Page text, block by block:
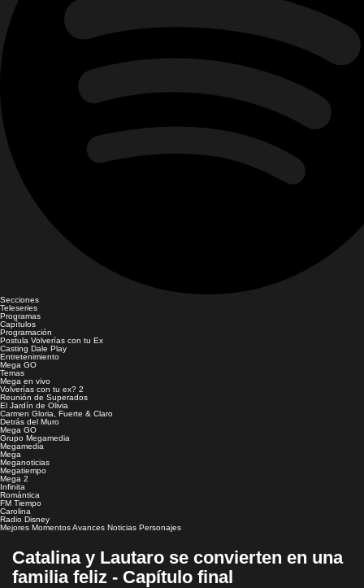
Secciones
Teleseries
Programas
Capítulos
Programación
Postula Volverías con tu Ex
Casting Dale Play
Entretenimiento
Mega GO
Temas
Mega en vivo
Volverías con tu ex? 2
Reunión de Superados
El Jardín de Olivia
Carmen Gloria, Fuerte & Claro
Detrás del Muro
Mega GO
Grupo Megamedia
Megamedia
Mega
Meganoticias
Megatiempo
Mega 2
Infinita
Romántica
FM Tiempo
Carolina
Radio Disney
Mejores MomentosAvances Noticias Personajes
Catalina y Lautaro se convierten en una
familia feliz - Capítulo final